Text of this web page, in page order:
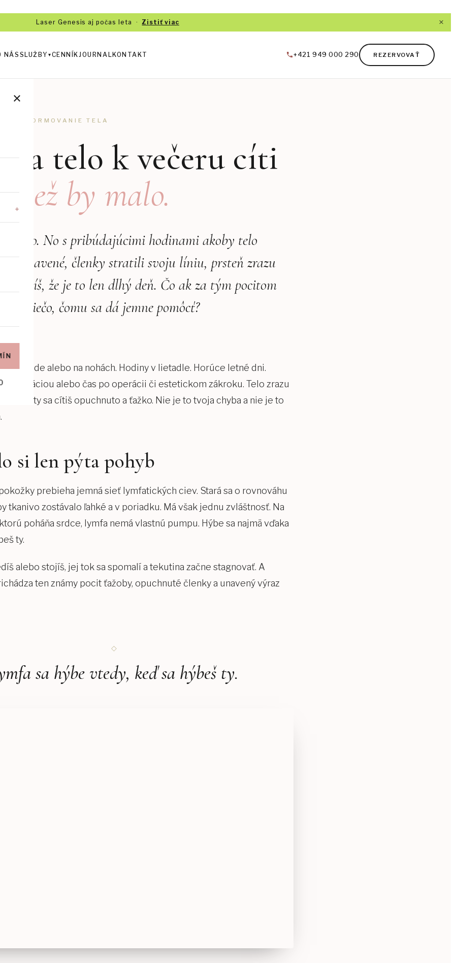
Laser Genesis aj počas leta · Zistiť viac ×
NÁS SLUŽBY▾CENNÍKJOURNAL KONTAKT +421 949 000 290 REZERVOVAŤ
×
+
· FORMOVANIE TELA
sa telo k večeru cíti
než by malo.
sviežo. No s pribúdajúcimi hodinami akoby telo
unavené, členky stratili svoju líniu, prsteň zrazu
hovoríš, že je to len dlhý deň. Čo ak za tým pocitom
niečo, čomu sa dá jemne pomôcť?
v sede alebo na nohách. Hodiny v lietadle. Horúce letné dni.
alebo čas po operácii či estetickom zákroku. Telo zrazu
a ty sa cítiš opuchnuto a ťažko. Nie je to tvoja chyba a nie je to
si len pýta pohyb
prebieha jemná sieť lymfatických ciev. Stará sa o rovnováhu
tkanivo zostávalo ľahké a v poriadku. Má však jednu zvláštnosť. Na
poháňa srdce, lymfa nemá vlastnú pumpu. Hýbe sa najmä vďaka
ty.
alebo stojíš, jej tok sa spomalí a tekutina začne stagnovať. A
ten známy pocit ťažoby, opuchnuté členky a unavený výraz
sa hýbe vtedy, keď sa hýbeš ty.